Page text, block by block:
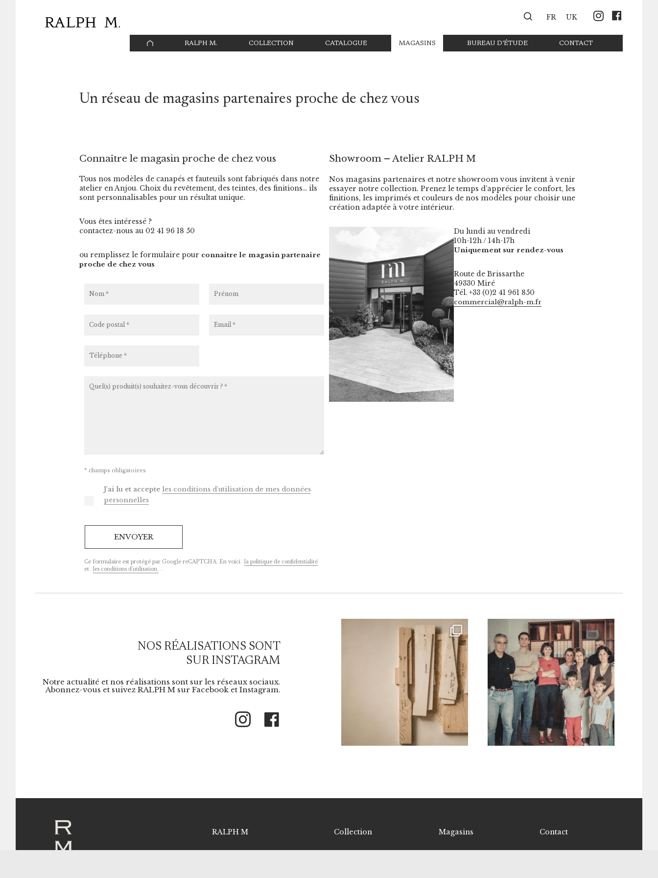
FR UK
PAGE
D’ACCUEIL
RALPH M. COLLECTION CATALOGUE MAGASINS BUREAU D’ÉTUDE CONTACT
Un réseau de magasins partenaires proche de chez vous
Connaître le magasin proche de chez vous
Tous nos modèles de canapés et fauteuils sont fabriqués dans notre
atelier en Anjou. Choix du revêtement, des teintes, des finitions… ils
sont personnalisables pour un résultat unique.
Vous êtes intéressé ?
contactez-nous au 02 41 96 18 50
ou remplissez le formulaire pour connaitre le magasin partenaire
proche de chez vous
* champs obligatoires
J'ai lu et accepte les conditions d'utilisation de mes données
personnelles
Ce formulaire est protégé par Google reCAPTCHA. En voici
la politique de confidentialité
et
les conditions d'utilisation. .
Showroom – Atelier RALPH M
Nos magasins partenaires et notre showroom vous invitent à venir
essayer notre collection. Prenez le temps d’apprécier le confort, les
finitions, les imprimés et couleurs de nos modèles pour choisir une
création adaptée à votre intérieur.
Du lundi au vendredi
10h-12h / 14h-17h
Uniquement sur rendez-vous
Route de Brissarthe
49330 Miré
Tél. +33 (0)2 41 961 850
commercial@ralph-m.fr
NOS RÉALISATIONS SONT
SUR INSTAGRAM
Notre actualité et nos réalisations sont sur les réseaux sociaux.
Abonnez-vous et suivez RALPH M sur Facebook et Instagram.
Instagram
RALPH M Collection Magasins Contact